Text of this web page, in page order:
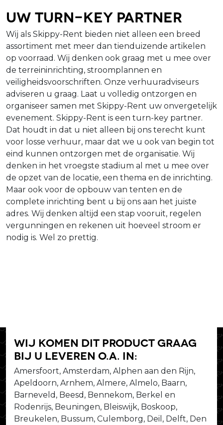
Uw turn-key partner
Wij als Skippy-Rent bieden niet alleen een breed
assortiment met meer dan tienduizende artikelen
op voorraad. Wij denken ook graag met u mee over
de terreininrichting, stroomplannen en
veiligheidsvoorschriften. Onze verhuuradviseurs
adviseren u graag. Laat u volledig ontzorgen en
organiseer samen met Skippy-Rent uw onvergetelijk
evenement. Skippy-Rent is een turn-key partner.
Dat houdt in dat u niet alleen bij ons terecht kunt
voor losse verhuur, maar dat we u ook van begin tot
eind kunnen ontzorgen met de organisatie. Wij
denken in het vroegste stadium al met u mee over
de opzet van de locatie, een thema en de inrichting.
Maar ook voor de opbouw van tenten en de
complete inrichting bent u bij ons aan het juiste
adres. Wij denken altijd een stap vooruit, regelen
vergunningen en rekenen uit hoeveel stroom er
nodig is. Wel zo prettig.
Wij komen dit product graag
bij u leveren o.a. in:
Amersfoort, Amsterdam, Alphen aan den Rijn,
Apeldoorn, Arnhem, Almere, Almelo, Baarn,
Barneveld, Beesd, Bennekom, Berkel en
Rodenrijs, Beuningen, Bleiswijk, Boskoop,
Breukelen, Bussum, Culemborg, Deil, Delft, Den